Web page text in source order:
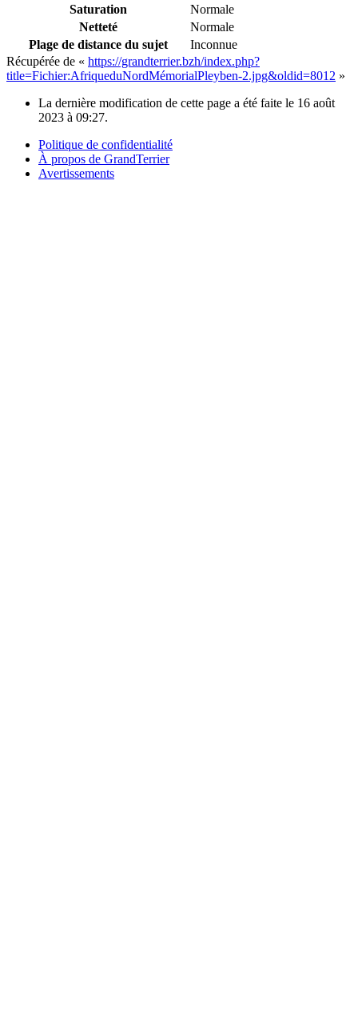
Saturation
Normale
Netteté
Normale
Plage de distance du sujet
Inconnue
Récupérée de « https://grandterrier.bzh/index.php?
title=Fichier:AfriqueduNordMémorialPleyben-2.jpg&oldid=8012 »
La dernière modification de cette page a été faite le 16 août
2023 à 09:27.
Politique de confidentialité
À propos de GrandTerrier
Avertissements